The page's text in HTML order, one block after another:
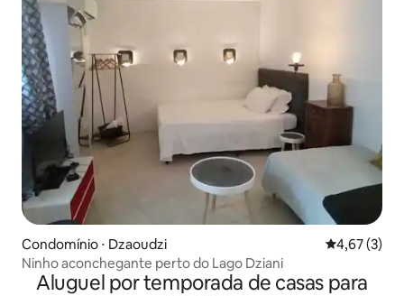
Condomínio ⋅ Dzaoudzi 4,67 de
4,67 (3)
Ninho aconchegante perto do Lago Dziani
Aluguel por temporada de casas para